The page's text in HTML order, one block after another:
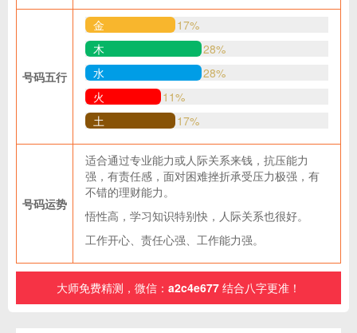
号码五行
金
17%
木
28%
水
28%
火
11%
土
17%
号码运势
适合通过专业能力或人际关系来钱，抗压能力
强，有责任感，面对困难挫折承受压力极强，有
不错的理财能力。
悟性高，学习知识特别快，人际关系也很好。
工作开心、责任心强、工作能力强。
大师免费精测，微信： a2c4e677 结合八字更准！